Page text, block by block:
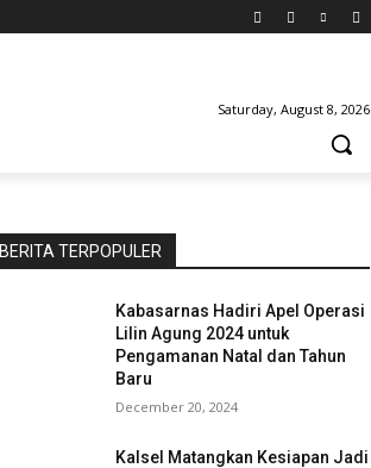
Saturday, August 8, 2026
BERITA TERPOPULER
Kabasarnas Hadiri Apel Operasi
Lilin Agung 2024 untuk
Pengamanan Natal dan Tahun
Baru
December 20, 2024
Kalsel Matangkan Kesiapan Jadi